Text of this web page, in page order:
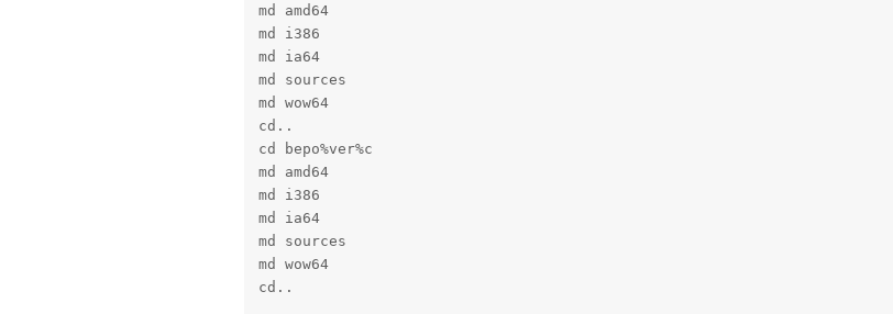
md amd64
md i386
md ia64
md sources
md wow64
cd..
cd bepo%ver%c
md amd64
md i386
md ia64
md sources
md wow64
cd..